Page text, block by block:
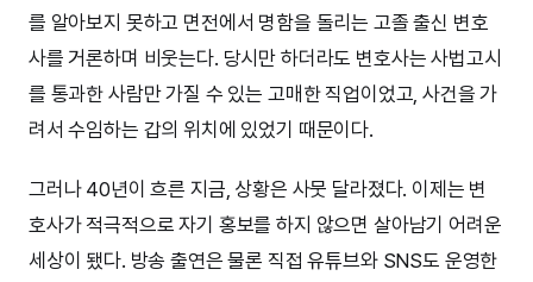
를 알아보지 못하고 면전에서 명함을 돌리는 고졸 출신 변호
사를 거론하며 비웃는다. 당시만 하더라도 변호사는 사법고시
를 통과한 사람만 가질 수 있는 고매한 직업이었고, 사건을 가
려서 수임하는 갑의 위치에 있었기 때문이다.
그러나 40년이 흐른 지금, 상황은 사뭇 달라졌다. 이제는 변
호사가 적극적으로 자기 홍보를 하지 않으면 살아남기 어려운
세상이 됐다. 방송 출연은 물론 직접 유튜브와 SNS도 운영한